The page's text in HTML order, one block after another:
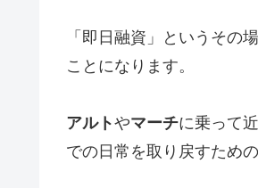
「即日融資」というその
ことになります。
アルトやマーチに乗って
での日常を取り戻すため